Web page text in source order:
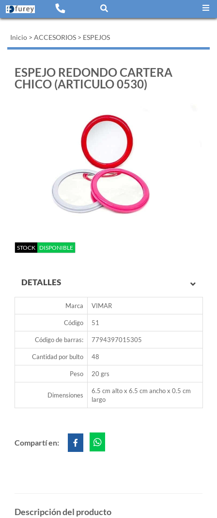
Inicio > ACCESORIOS > ESPEJOS
ESPEJO REDONDO CARTERA
CHICO (ARTICULO 0530)
STOCK DISPONIBLE
DETALLES
Marca VIMAR
Código 51
Código de barras: 7794397015305
Cantidad por bulto 48
Peso 20 grs
Dimensiones
6.5 cm alto x 6.5 cm ancho x 0.5 cm
largo
Compartí en:
Descripción del producto